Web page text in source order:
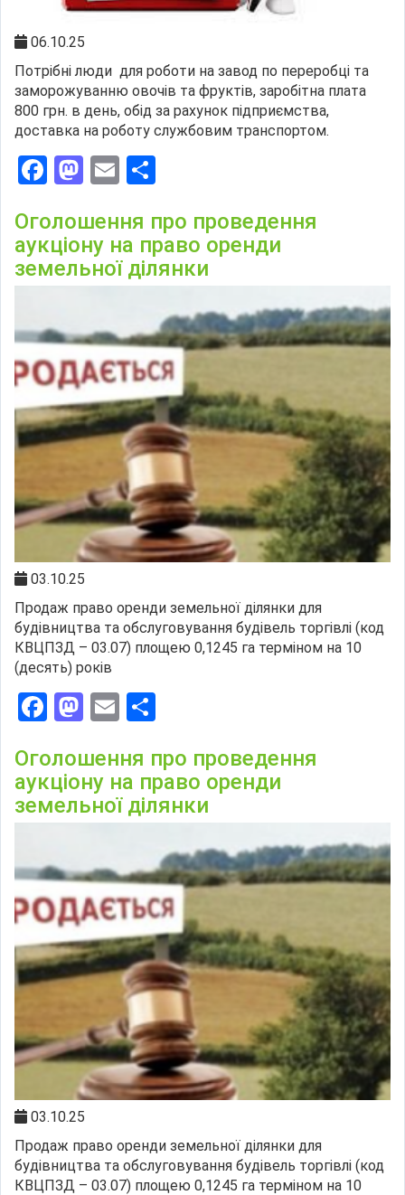
06.10.25
Потрібні люди для роботи на завод по переробці та
заморожуванню овочів та фруктів, заробітна плата
800 грн. в день, обід за рахунок підприємства,
доставка на роботу службовим транспортом.
Facebook
Mastodon
Email
Оголошення про проведення
аукціону на право оренди
земельної ділянки
03.10.25
Продаж право оренди земельної ділянки для
будівництва та обслуговування будівель торгівлі (код
КВЦПЗД – 03.07) площею 0,1245 га терміном на 10
(десять) років
Facebook
Mastodon
Email
Оголошення про проведення
аукціону на право оренди
земельної ділянки
03.10.25
Продаж право оренди земельної ділянки для
будівництва та обслуговування будівель торгівлі (код
КВЦПЗД – 03.07) площею 0,1245 га терміном на 10